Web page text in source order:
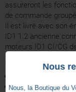
assureront les
de commande
Il est livré avec son
ID1 1.2 ancienne
moteurs ID1 CI/CG
Composition du
Un émetteur radio
Nous
Nous, la Boutique du